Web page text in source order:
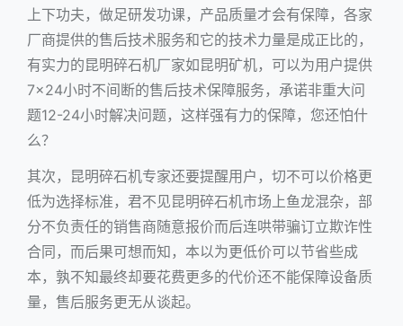
上下功夫，做足研发功课，产品质量才会有保障，各家
厂商提供的售后技术服务和它的技术力量是成正比的，
有实力的昆明碎石机厂家如昆明矿机，可以为用户提供
7×24小时不间断的售后技术保障服务，承诺非重大问
题12-24小时解决问题，这样强有力的保障，您还怕什
么？
其次，昆明碎石机专家还要提醒用户，切不可以价格更
低为选择标准，君不见昆明碎石机市场上鱼龙混杂，部
分不负责任的销售商随意报价而后连哄带骗订立欺诈性
合同，而后果可想而知，本以为更低价可以节省些成
本，孰不知最终却要花费更多的代价还不能保障设备质
量，售后服务更无从谈起。